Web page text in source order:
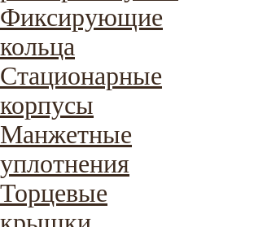
Фиксирующие
кольца
Стационарные
корпусы
Манжетные
уплотнения
Торцевые